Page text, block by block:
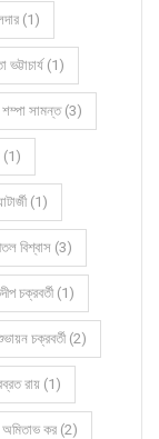
(1)
ভট্টাচার্য (1)
শম্পা সামন্ত (3)
(1)
(1)
বিশ্বাস (3)
চক্রবর্তী (1)
চক্রবর্তী (2)
রায় (1)
অমিতাভ কর (2)